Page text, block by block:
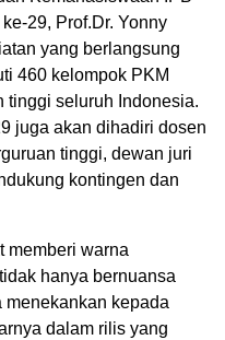
29, Prof.Dr. Yonny
yang berlangsung
460 kelompok PKM
tinggi seluruh Indonesia.
juga akan dihadiri dosen
tinggi, dewan juri
kontingen dan
memberi warna
hanya bernuansa
menekankan kepada
dalam rilis yang